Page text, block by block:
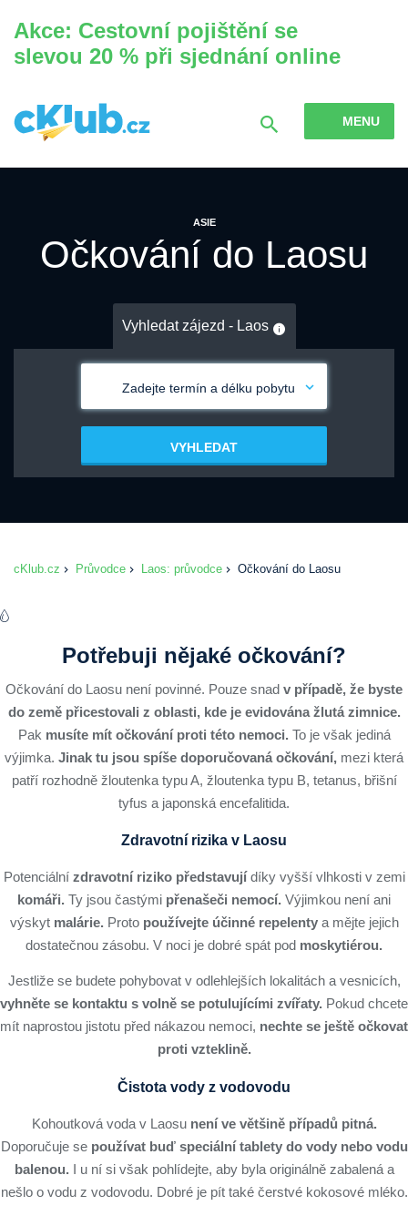
Akce: Cestovní pojištění se
slevou 20 % při sjednání online
MENU
ASIE
Očkování do Laosu
Vyhledat zájezd - Laos
Zadejte termín a délku pobytu
VYHLEDAT
cKlub.cz Průvodce Laos: průvodce Očkování do Laosu
Potřebuji nějaké očkování?
Očkování do Laosu není povinné. Pouze snad v případě, že byste
do země přicestovali z oblasti, kde je evidována žlutá zimnice.
Pak musíte mít očkování proti této nemoci. To je však jediná
výjimka. Jinak tu jsou spíše doporučovaná očkování, mezi která
patří rozhodně žloutenka typu A, žloutenka typu B, tetanus, břišní
tyfus a japonská encefalitida.
Zdravotní rizika v Laosu
Potenciální zdravotní riziko představujídíky vyšší vlhkosti v zemi
komáři. Ty jsou častými přenašeči nemocí. Výjimkou není ani
výskytmalárie. Proto používejte účinné repelentya mějte jejich
dostatečnou zásobu. V noci je dobré spát pod moskytiérou.
Jestliže se budete pohybovat v odlehlejších lokalitách a vesnicích,
vyhněte se kontaktu s volně se potulujícími zvířaty. Pokud chcete
mít naprostou jistotu před nákazou nemoci, nechte se ještě očkovat
proti vzteklině.
Čistota vody z vodovodu
Kohoutková voda v Laosu není ve většině případů pitná.
Doporučuje sepoužívat buď speciální tablety do vody nebo vodu
balenou. I u ní si však pohlídejte, aby byla originálně zabalená a
nešlo o vodu z vodovodu. Dobré je pít také čerstvé kokosové mléko.